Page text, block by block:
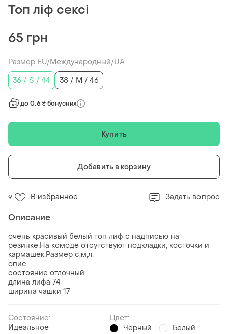
Топ ліф сексі
65 грн
Размер EU/Международный/UA
36 / S / 44
38 / M / 46
до 0.6 ₴ бонусних
Купить
Добавить в корзину
9 В избранное Задать вопрос
Описание
очень красивый белый топ лиф с надписью на
резинке.На комоде отсутствуют подкладки, косточки и
кармашек.Размер с,м,л.
опис
состояние отлочный
длина лифа 74
ширина чашки 17
Состояние:
Идеальное
Цвет:
Чёрный
Белый